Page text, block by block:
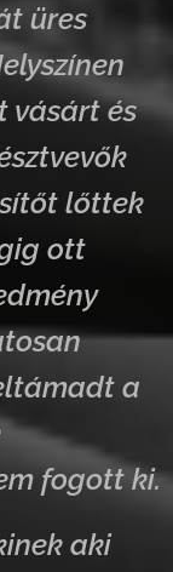
üres
vásárt és
lőttek
ott
a
fogott ki.
aki